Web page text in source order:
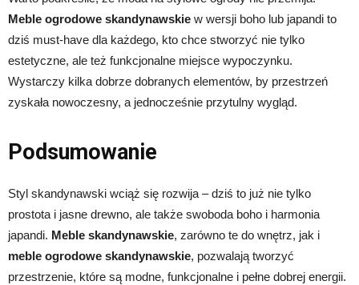
Meble ogrodowe skandynawskie w wersji boho lub japandi to
dziś must-have dla każdego, kto chce stworzyć nie tylko
estetyczne, ale też funkcjonalne miejsce wypoczynku.
Wystarczy kilka dobrze dobranych elementów, by przestrzeń
zyskała nowoczesny, a jednocześnie przytulny wygląd.
Podsumowanie
Styl skandynawski wciąż się rozwija – dziś to już nie tylko
prostota i jasne drewno, ale także swoboda boho i harmonia
japandi. Meble skandynawskie, zarówno te do wnętrz, jak i
meble ogrodowe skandynawskie, pozwalają tworzyć
przestrzenie, które są modne, funkcjonalne i pełne dobrej energii.